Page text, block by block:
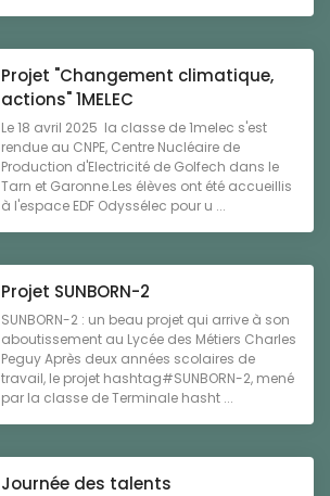
Projet "Changement climatique,
actions" 1MELEC
Le 18 avril 2025 la classe de 1melec s'est
rendue au CNPE, Centre Nucléaire de
Production d'Electricité de Golfech dans le
Tarn et Garonne.Les élèves ont été accueillis
à l'espace EDF Odyssélec pour u ...
Projet SUNBORN-2
SUNBORN-2 : un beau projet qui arrive à son
aboutissement au Lycée des Métiers Charles
Peguy Après deux années scolaires de
travail, le projet hashtag#SUNBORN-2, mené
par la classe de Terminale hasht ...
Journée des talents